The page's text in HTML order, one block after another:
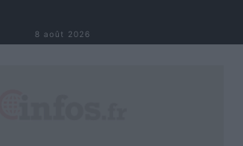
8 août 2026